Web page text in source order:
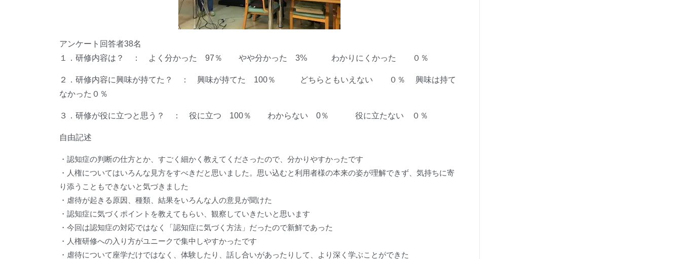
アンケート回答者38名
１．研修内容は？ ： よく分かった 97％ やや分かった 3% わかりにくかった ０％
２．研修内容に興味が持てた？ ： 興味が持てた 100％ どちらともいえない ０％ 興味は持て
なかった０％
３．研修が役に立つと思う？ ： 役に立つ 100％ わからない 0％ 役に立たない ０％
自由記述
・認知症の判断の仕方とか、すごく細かく教えてくださったので、分かりやすかったです
・人権についてはいろんな見方をすべきだと思いました。思い込むと利用者様の本来の姿が理解できず、気持ちに寄
り添うこともできないと気づきました
・虐待が起きる原因、種類、結果をいろんな人の意見が聞けた
・認知症に気づくポイントを教えてもらい、観察していきたいと思います
・今回は認知症の対応ではなく「認知症に気づく方法」だったので新鮮であった
・人権研修への入り方がユニークで集中しやすかったです
・虐待について座学だけではなく、体験したり、話し合いがあったりして、より深く学ぶことができた